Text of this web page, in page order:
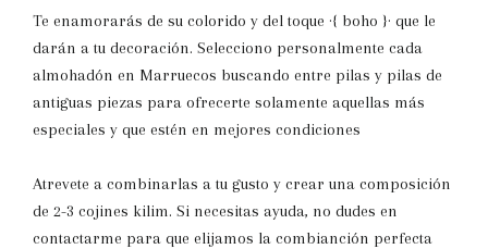
Te enamorarás de su colorido y del toque ·{ boho }· que le
darán a tu decoración. Selecciono personalmente cada
almohadón en Marruecos buscando entre pilas y pilas de
antiguas piezas para ofrecerte solamente aquellas más
especiales y que estén en mejores condiciones
Atrevete a combinarlas a tu gusto y crear una composición
de 2-3 cojines kilim. Si necesitas ayuda, no dudes en
contactarme para que elijamos la combianción perfecta